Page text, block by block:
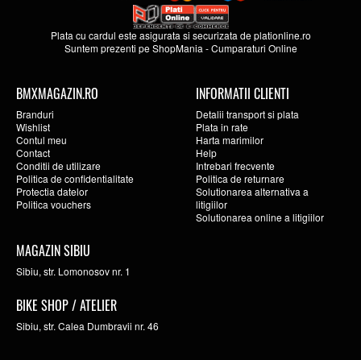
Plata cu cardul este asigurata si securizata deplationline.ro
Suntem prezenti peShopMania -Cumparaturi Online
BMXMAGAZIN.RO
Branduri
Wishlist
Contul meu
Contact
Conditii de utilizare
Politica de confidentialitate
Protectia datelor
Politica vouchers
INFORMATII CLIENTI
Detalii transport si plata
Plata in rate
Harta marimilor
Help
Intrebari frecvente
Politica de returnare
Solutionarea alternativa a
litigiilor
Solutionarea online a litigiilor
MAGAZIN SIBIU
Sibiu, str. Lomonosov nr. 1
BIKE SHOP / ATELIER
Sibiu, str. Calea Dumbravii nr. 46